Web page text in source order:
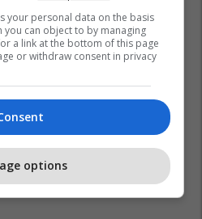
your personal data on the basis
you can object to by managing
a link at the bottom of this page
or withdraw consent in privacy
options